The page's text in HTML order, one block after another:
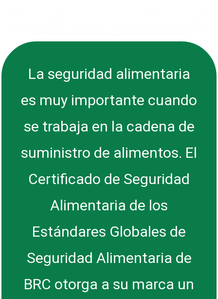
La seguridad alimentaria
es muy importante cuando
se trabaja en la cadena de
suministro de alimentos. El
Certificado de Seguridad
Alimentaria de los
Estándares Globales de
Seguridad Alimentaria de
BRC otorga a su marca un